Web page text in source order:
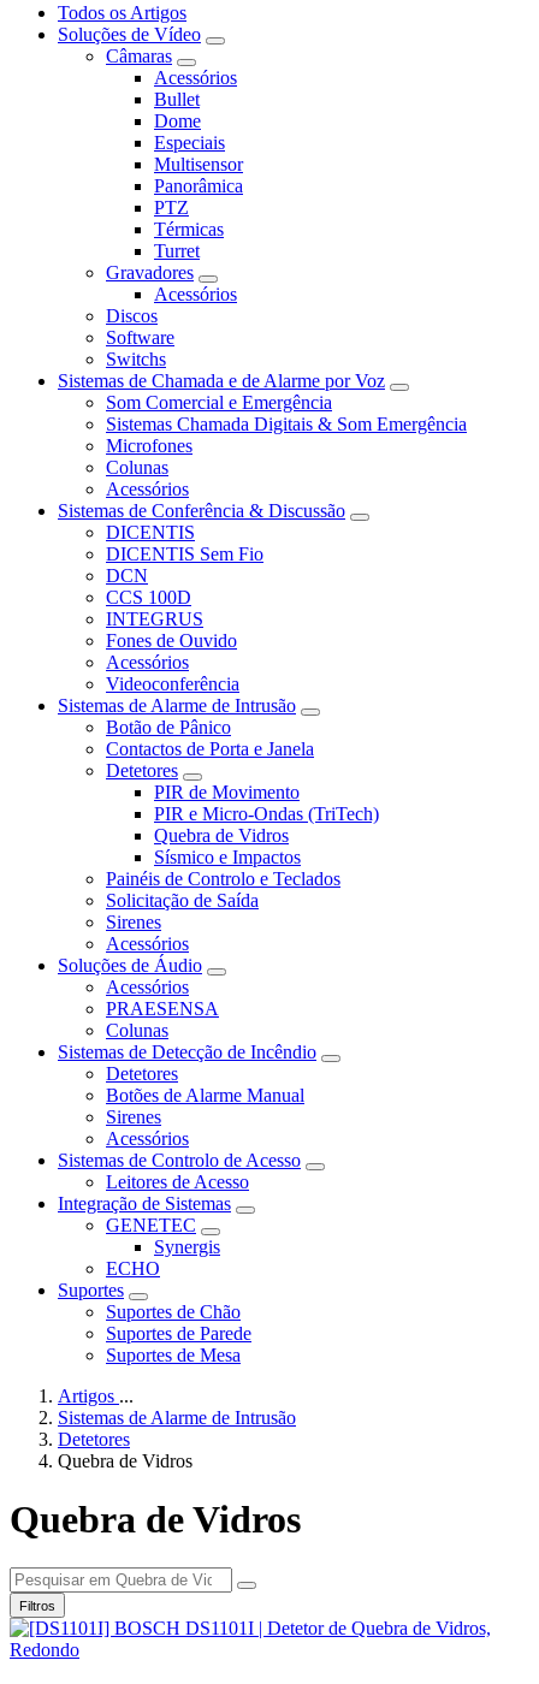
Todos os Artigos
Soluções de Vídeo
Câmaras
Acessórios
Bullet
Dome
Especiais
Multisensor
Panorâmica
PTZ
Térmicas
Turret
Gravadores
Acessórios
Discos
Software
Switchs
Sistemas de Chamada e de Alarme por Voz
Som Comercial e Emergência
Sistemas Chamada Digitais & Som Emergência
Microfones
Colunas
Acessórios
Sistemas de Conferência & Discussão
DICENTIS
DICENTIS Sem Fio
DCN
CCS 100D
INTEGRUS
Fones de Ouvido
Acessórios
Videoconferência
Sistemas de Alarme de Intrusão
Botão de Pânico
Contactos de Porta e Janela
Detetores
PIR de Movimento
PIR e Micro-Ondas (TriTech)
Quebra de Vidros
Sísmico e Impactos
Painéis de Controlo e Teclados
Solicitação de Saída
Sirenes
Acessórios
Soluções de Áudio
Acessórios
PRAESENSA
Colunas
Sistemas de Detecção de Incêndio
Detetores
Botões de Alarme Manual
Sirenes
Acessórios
Sistemas de Controlo de Acesso
Leitores de Acesso
Integração de Sistemas
GENETEC
Synergis
ECHO
Suportes
Suportes de Chão
Suportes de Parede
Suportes de Mesa
Artigos ...
Sistemas de Alarme de Intrusão
Detetores
Quebra de Vidros
Quebra de Vidros
Filtros